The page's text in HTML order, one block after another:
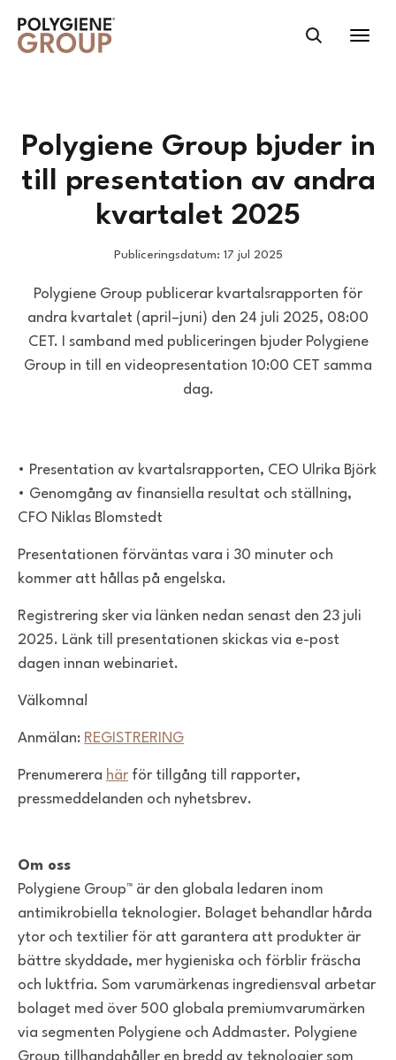
Polygiene Group bjuder in
till presentation av andra
kvartalet 2025
Publiceringsdatum: 17 jul 2025
Polygiene Group publicerar kvartalsrapporten för
andra kvartalet (april–juni) den 24 juli 2025, 08:00
CET. I samband med publiceringen bjuder Polygiene
Group in till en videopresentation 10:00 CET samma
dag.
• Presentation av kvartalsrapporten, CEO Ulrika Björk
• Genomgång av finansiella resultat och ställning,
CFO Niklas Blomstedt
Presentationen förväntas vara i 30 minuter och
kommer att hållas på engelska.
Registrering sker via länken nedan senast den 23 juli
2025. Länk till presentationen skickas via e-post
dagen innan webinariet.
Välkomna!
Anmälan: REGISTRERING
Prenumerera här för tillgång till rapporter,
pressmeddelanden och nyhetsbrev.
Om oss
Polygiene Group™ är den globala ledaren inom
antimikrobiella teknologier. Bolaget behandlar hårda
ytor och textilier för att garantera att produkter är
bättre skyddade, mer hygieniska och förblir fräscha
och luktfria. Som varumärkenas ingrediensval arbetar
bolaget med över 500 globala premiumvarumärken
via segmenten Polygiene och Addmaster. Polygiene
Group tillhandahåller en bredd av teknologier som